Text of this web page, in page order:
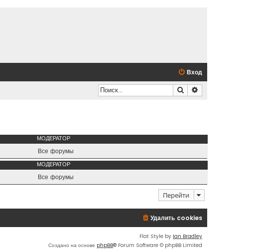
Вход
Поиск
МОДЕРАТОР
Все форумы
МОДЕРАТОР
Все форумы
Перейти
Удалить cookies
Flat Style by Ian Bradley
Создано на основе phpBB® Forum Software © phpBB Limited